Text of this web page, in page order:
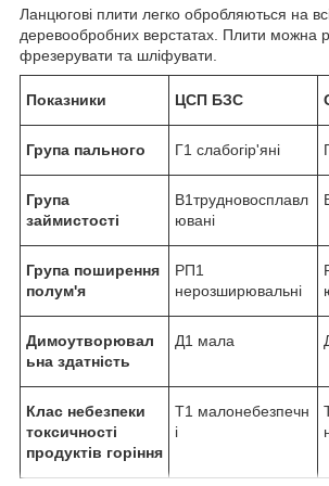
Ланцюгові плити легко обробляються на
деревообробних верстатах. Плити можна
фрезерувати та шліфувати.
Показники ЦСП БЗС
Група пального Г1 слабогір'яні
Група
займистості
В1трудновосплавл
ювані
Група поширення
полум'я
РП1
нерозширювальні
Димоутворювал
ьна здатність
Д1 мала
Клас небезпеки
токсичності
продуктів горіння
Т1 малонебезпечн
і